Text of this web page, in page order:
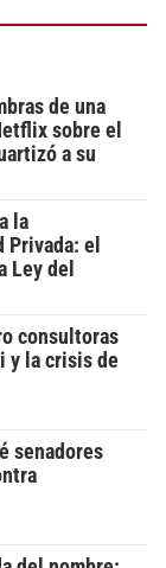
de una
sobre el
a su
la
el
Ley del
consultoras
y la crisis de
senadores